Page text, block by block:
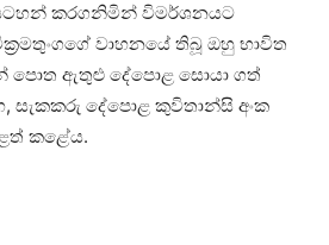
කරගනිමින් විමර්ශනයට
වාහනයේ තිබූ ඔහු භාවිත
පොත ඇතුළු දේපොළ සොයා ගත්
සැකකරු දේපොළ කුවිතාන්සි අංක
කළේය.